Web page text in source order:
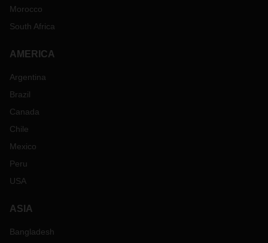
Morocco
South Africa
AMERICA
Argentina
Brazil
Canada
Chile
Mexico
Peru
USA
ASIA
Bangladesh